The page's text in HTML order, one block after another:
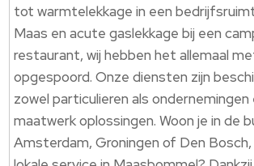
tot warmtelekkage in een
Maas en acute gaslekkage bij een
restaurant, wij hebben het allemaal
opgespoord. Onze diensten zijn
zowel particulieren als ondernemingen
maatwerk oplossingen. Woon je in de
Amsterdam, Groningen of Den